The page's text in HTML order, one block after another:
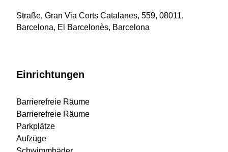
Straße, Gran Via Corts Catalanes, 559, 08011,
Barcelona, El Barcelonès, Barcelona
Einrichtungen
Barrierefreie Räume
Barrierefreie Räume
Parkplätze
Aufzüge